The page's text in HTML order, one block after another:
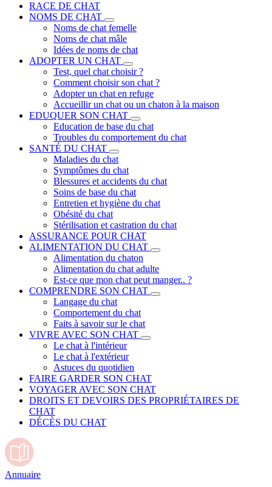
RACE DE CHAT
NOMS DE CHAT
Noms de chat femelle
Noms de chat mâle
Idées de noms de chat
ADOPTER UN CHAT
Test, quel chat choisir ?
Comment choisir son chat ?
Adopter un chat en refuge
Accueillir un chat ou un chaton à la maison
EDUQUER SON CHAT
Education de base du chat
Troubles du comportement du chat
SANTÉ DU CHAT
Maladies du chat
Symptômes du chat
Blessures et accidents du chat
Soins de base du chat
Entretien et hygiène du chat
Obésité du chat
Stérilisation et castration du chat
ASSURANCE POUR CHAT
ALIMENTATION DU CHAT
Alimentation du chaton
Alimentation du chat adulte
Est-ce que mon chat peut manger.. ?
COMPRENDRE SON CHAT
Langage du chat
Comportement du chat
Faits à savoir sur le chat
VIVRE AVEC SON CHAT
Le chat à l'intérieur
Le chat à l'extérieur
Astuces du quotidien
FAIRE GARDER SON CHAT
VOYAGER AVEC SON CHAT
DROITS ET DEVOIRS DES PROPRIÉTAIRES DE
CHAT
DÉCÈS DU CHAT
Annuaire